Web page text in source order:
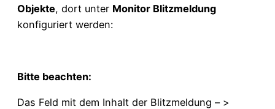
Objekte, dort unter Monitor Blitzmeldung
konfiguriert werden:
Bitte beachten:
Das Feld mit dem Inhalt der Blitzmeldung – >